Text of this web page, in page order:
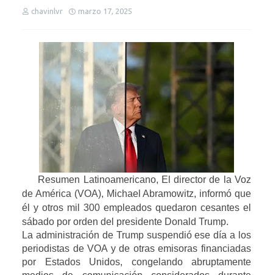
chavinlvr marzo 17, 2025
Resumen Latinoamericano, El director de la Voz
de América (VOA), Michael Abramowitz, informó que
él y otros mil 300 empleados quedaron cesantes el
sábado por orden del presidente Donald Trump.
La administración de Trump suspendió ese día a los
periodistas de VOA y de otras emisoras financiadas
por Estados Unidos, congelando abruptamente